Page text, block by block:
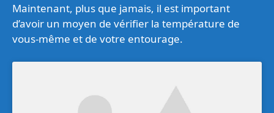
Maintenant, plus que jamais, il est important
d’avoir un moyen de vérifier la température de
vous-même et de votre entourage.